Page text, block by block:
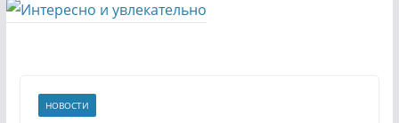
НОВОСТИ